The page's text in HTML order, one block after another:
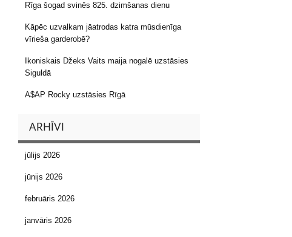
Rīga šogad svinēs 825. dzimšanas dienu
Kāpēc uzvalkam jāatrodas katra mūsdienīga
vīrieša garderobē?
Ikoniskais Džeks Vaits maija nogalē uzstāsies
Siguldā
A$AP Rocky uzstāsies Rīgā
ARHĪVI
jūlijs 2026
jūnijs 2026
februāris 2026
janvāris 2026